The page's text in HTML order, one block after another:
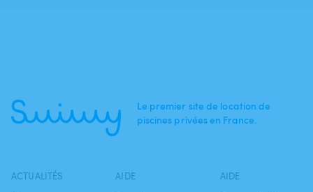
Le premier site de location de
piscines privées en France.
ACTUALITÉS AIDE AIDE